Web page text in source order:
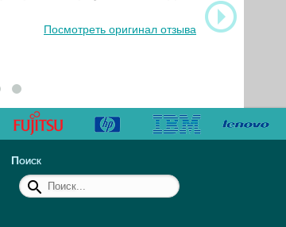
Посмотреть оригинал отзыва
Поиск